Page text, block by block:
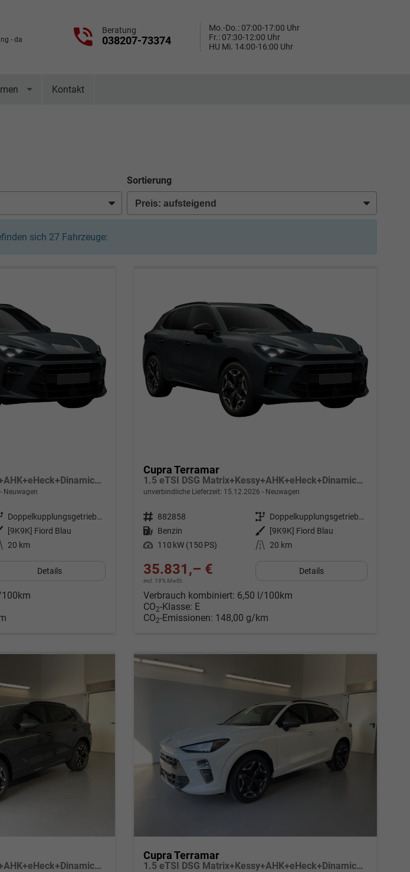
- da
Beratung
038207-73374
Mo.-Do.: 07:00-17:00 Uhr
Fr.: 07:30-12:00 Uhr
HU Mi. 14:00-16:00 Uhr
Kontakt
Sortierung
sich 27 Fahrzeuge:
1.5 eTSI DSG Matrix+Kessy+AHK+eHeck+Dinamica+CarPlay+eHeck+GV5
Neuwagen
Doppelkupplungsgetriebe (DSG)
[9K9K] Fiord Blau
20 km
Details
Cupra Terramar
1.5 eTSI DSG Matrix+Kessy+AHK+eHeck+Dinamica+CarPlay+eHeck+GV5
unverbindliche Lieferzeit: 15.12.2026 Neuwagen
Fahrzeugnr. 882858 Getriebe
Doppelkupplungsgetriebe (DSG)
Kraftstoff Benzin Außenfarbe
[9K9K] Fiord Blau
Leistung 110 kW (150 PS) Kilometerstand 20 km
35.831,– €
incl. 19% MwSt.
Details
Verbrauch kombiniert: 6,50 l/100km
CO2-Klasse: E
CO2-Emissionen: 148,00 g/km
1.5 eTSI DSG Matrix+Kessy+AHK+eHeck+Dinamica+CarPlay+eHeck+GV5
Cupra Terramar
1.5 eTSI DSG Matrix+Kessy+AHK+eHeck+Dinamica+CarPlay+eHeck+GV5